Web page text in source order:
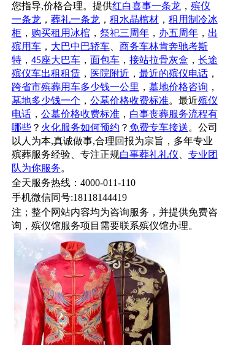
您指导,价格合理。提供红白喜事一条龙 ， 殡仪
一条龙 ， 葬礼一条龙 ， 租水晶棺材， 租用制冷冰
柜， 购买租用冰棺， 祭祀三周年， 办五周年， 出
殡用车， 大巴中巴轿车、 商务车林肯奔驰考斯
特， 45座大巴车， 面包车， 接站拉骨灰盒 ， 长途
殡仪车出租租赁， 医院附近 ， 最近的殡仪电话，
跨省市殡葬用车多少钱一公里 ， 墓地价格咨询 ，
墓地多少钱一个 ， 公墓价格收费标准。最近殡仪
电话， 公墓价格收费标准， 白事丧葬服务流程有
哪些？ 火化服务如何预约 ？ 免费专车接送。公司
以人为本,真诚做事,合理回报为宗旨，多年专业
殡葬服务经验、专注正规白事葬礼礼仪
专业团
队为你服务。
全天服务热线：4000-011-110
手机微信同号:18118144419
注； 整个网站内容均为咨询服务，并提供免费咨
询，殡仪馆服务项目需要联系殡仪馆办理。